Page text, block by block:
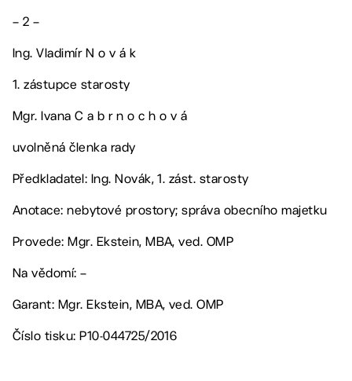
– 2 –
Ing. Vladimír N o v á k
1. zástupce starosty
Mgr. Ivana C a b r n o c h o v á
uvolněná členka rady
Předkladatel: Ing. Novák, 1. zást. starosty
Anotace: nebytové prostory; správa obecního majetku
Provede: Mgr. Ekstein, MBA, ved. OMP
Na vědomí: –
Garant: Mgr. Ekstein, MBA, ved. OMP
Číslo tisku: P10-044725/2016